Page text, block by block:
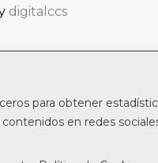
para obtener
en redes
digitalccs